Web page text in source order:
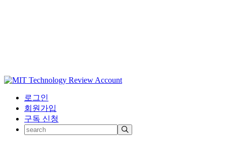
로그인
회원가입
구독 신청